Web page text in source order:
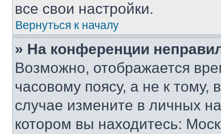
все свои настройки.
Вернуться к началу
» На конференции
Возможно, отображается
часовому поясу, а не к тому,
случае измените в личных
котором вы находитесь: